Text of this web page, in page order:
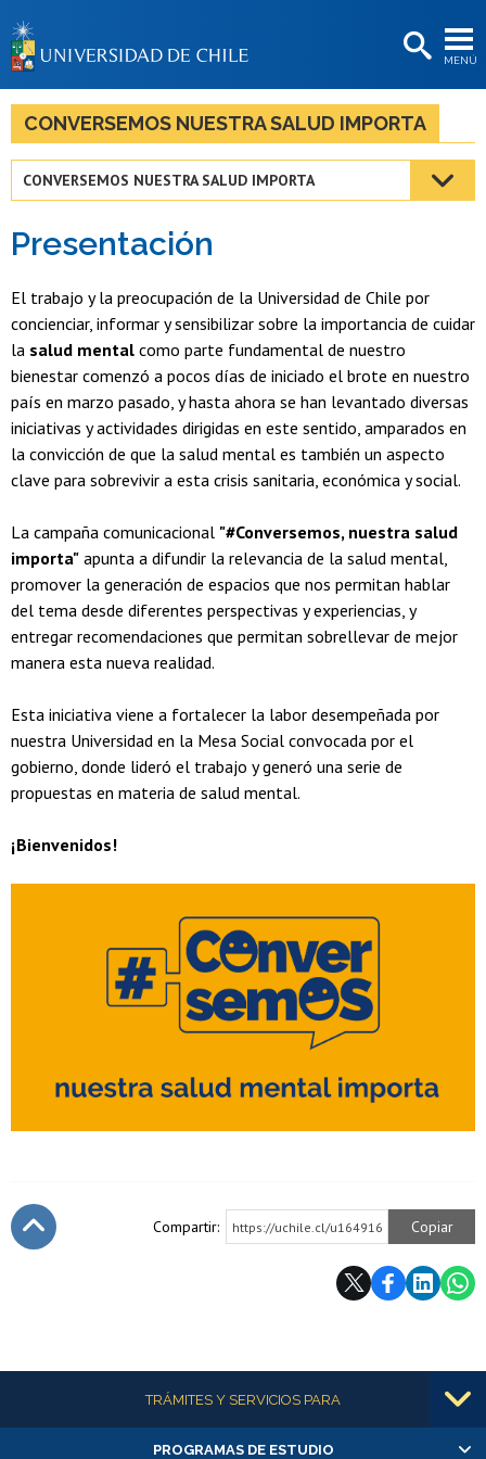
MENÚ
BIBLIOTECAS
LA UNIVERSIDAD
Estudiantes
Académicas/os
Funcionarias/os
Egresadas/os
CONVERSEMOS NUESTRA SALUD IMPORTA
CONVERSEMOS NUESTRA SALUD IMPORTA
Presentación
El trabajo y la preocupación de la Universidad de Chile por
concienciar, informar y sensibilizar sobre la importancia de cuidar
la salud mental como parte fundamental de nuestro
bienestar comenzó a pocos días de iniciado el brote en nuestro
país en marzo pasado, y hasta ahora se han levantado diversas
iniciativas y actividades dirigidas en este sentido, amparados en
la convicción de que la salud mental es también un aspecto
clave para sobrevivir a esta crisis sanitaria, económica y social.
La campaña comunicacional "#Conversemos, nuestra salud
importa" apunta a difundir la relevancia de la salud mental,
promover la generación de espacios que nos permitan hablar
del tema desde diferentes perspectivas y experiencias, y
entregar recomendaciones que permitan sobrellevar de mejor
manera esta nueva realidad.
Esta iniciativa viene a fortalecer la labor desempeñada por
nuestra Universidad en la Mesa Social convocada por el
gobierno, donde lideró el trabajo y generó una serie de
propuestas en materia de salud mental.
¡Bienvenidos!
Compartir: https://uchile.cl/u164916 Copiar
Más informaciónTRÁMITES Y SERVICIOS PARA
PROGRAMAS DE ESTUDIO